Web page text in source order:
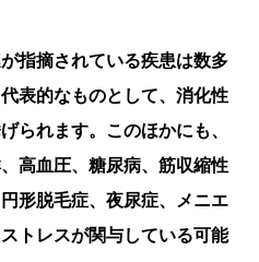
指摘されている疾患は数多
表的なものとして、消化性
られます。このほかにも、
高血圧、糖尿病、筋収縮性
形脱毛症、夜尿症、メニエ
トレスが関与している可能